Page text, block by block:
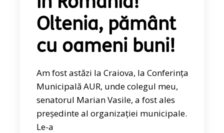
Oltenia, pământ
cu oameni buni!
Am fost astăzi la Craiova, la Conferința
Municipală AUR, unde colegul meu,
senatorul Marian Vasile, a fost ales
președinte al organizației municipale.
Le-a